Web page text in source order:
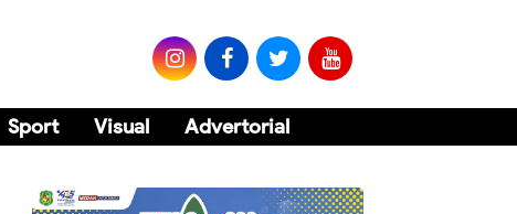
Sport Visual Advertorial